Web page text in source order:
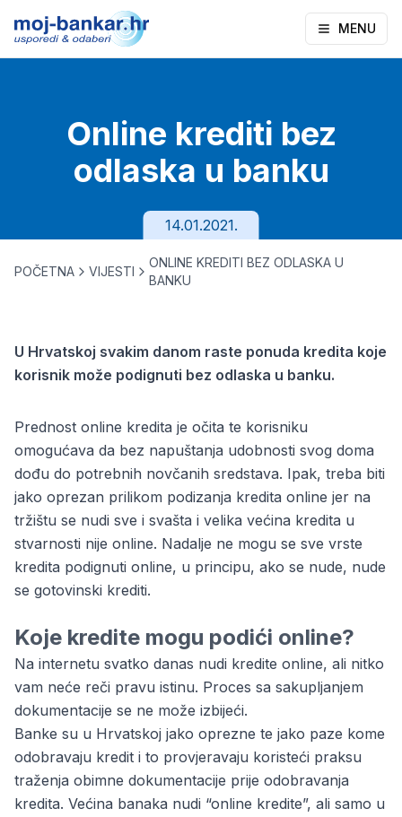
MENU
Online krediti bez
odlaska u banku
14.01.2021.
POČETNA VIJESTI
ONLINE KREDITI BEZ ODLASKA U
BANKU
U Hrvatskoj svakim danom raste ponuda kredita koje
korisnik može podignuti bez odlaska u banku.
Prednost online kredita je očita te korisniku
omogućava da bez napuštanja udobnosti svog doma
dođu do potrebnih novčanih sredstava. Ipak, treba biti
jako oprezan prilikom podizanja kredita online jer na
tržištu se nudi sve i svašta i velika većina kredita u
stvarnosti nije online. Nadalje ne mogu se sve vrste
kredita podignuti online, u principu, ako se nude, nude
se gotovinski krediti.
Koje kredite mogu podići online?
Na internetu svatko danas nudi kredite online, ali nitko
vam neće reči pravu istinu. Proces sa sakupljanjem
dokumentacije se ne može izbijeći.
Banke su u Hrvatskoj jako oprezne te jako paze kome
odobravaju kredit i to provjeravaju koristeći praksu
traženja obimne dokumentacije prije odobravanja
kredita. Većina banaka nudi “online kredite”, ali samo u